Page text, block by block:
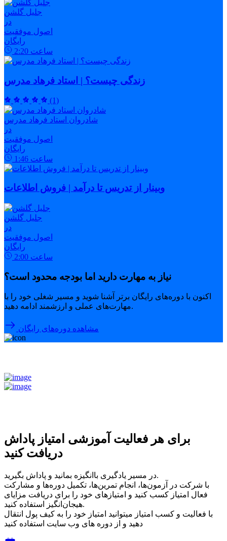
جلیل گلشن
در
اصول موفقیت
رایگان
2:20 ساعت
زندگی چیست؟ | استاد فرهاد مدرس
(1)
شادروان استاد فرهاد مدرس
در
اصول موفقیت
رایگان
1:46 ساعت
وبینار از تدریس تا درآمد | فروش اطلاعات
جلیل گلشن
در
اصول موفقیت
رایگان
2:00 ساعت
نیاز به مهارت دارید اما بودجه محدود است؟
اکنون با دوره‌های رایگان برتر آشنا شوید و مسیر شغلی خود را با
مهارت‌های عملی و ارزشمند ادامه دهید.
مشاهده دوره‌های رایگان
برای هر فعالیت آموزشی امتیاز پاداش
دریافت کنید
در مسیر یادگیری باانگیزه بمانید و پاداش بگیرید.
با شرکت در آزمون‌ها، انجام تمرین‌ها، تکمیل دوره‌ها و مشارکت
فعال امتیاز کسب کنید و امتیازهای خود را برای دریافت مزایای
هیجان‌انگیز استفاده کنید.
با فعالیت و کسب امتیاز میتوانید امتیاز خود را به کیف پول انتقال
دهید و از دوره های وب سایت استفاده کنید